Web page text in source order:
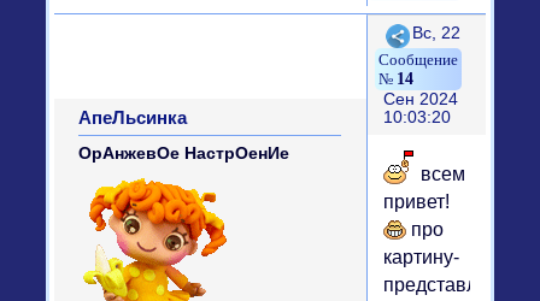
Поделиться
14
Вс, 22
Сен 2024
10:03:20
АпеЛьсинка
ОрАнжевОе НастрОенИе
всем
привет!
про
картину-
представляете